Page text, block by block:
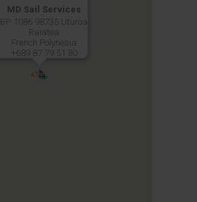
MD Sail Services
BP 1086 98735 Uturoa
Raiatea
French Polynesia
+689 87 79 51 80